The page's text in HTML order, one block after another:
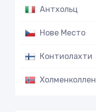
Антхольц
Нове Место
Контиолахти
Холменколлен